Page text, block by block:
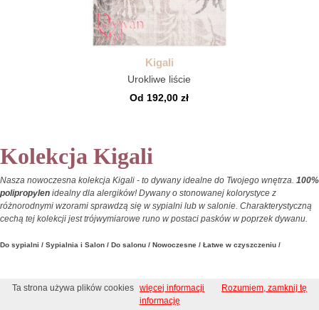
Kigali
Urokliwe liście
Od 192,00 zł
Kolekcja Kigali
Nasza nowoczesna kolekcja Kigali - to dywany idealne do Twojego wnętrza. 100%
polipropylen idealny dla alergików! Dywany o stonowanej kolorystyce z
różnorodnymi wzorami sprawdzą się w sypialni lub w salonie. Charakterystyczną
cechą tej kolekcji jest trójwymiarowe runo w postaci pasków w poprzek dywanu.
Do sypialni / Sypialnia i Salon / Do salonu / Nowoczesne / Łatwe w czyszczeniu /
Ta strona używa plików cookies więcej informacji
Rozumiem, zamknij tę
informację